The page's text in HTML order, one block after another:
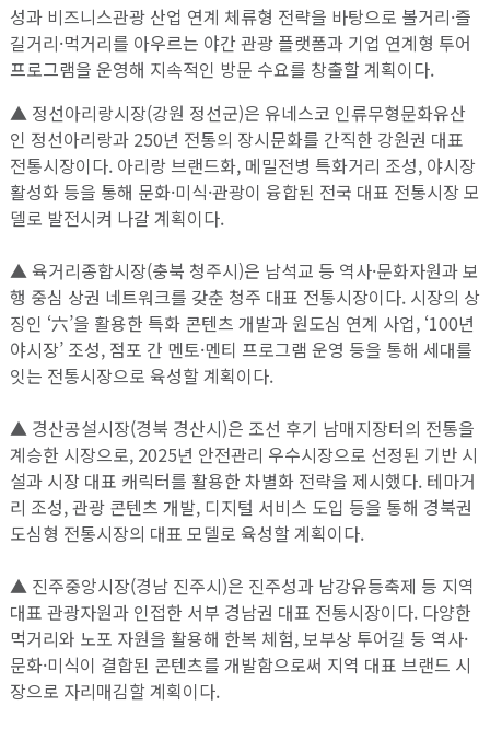
성과 비즈니스관광 산업 연계 체류형 전략을 바탕으로 볼거리·즐
길거리·먹거리를 아우르는 야간 관광 플랫폼과 기업 연계형 투어
프로그램을 운영해 지속적인 방문 수요를 창출할 계획이다.
▲ 정선아리랑시장(강원 정선군)은 유네스코 인류무형문화유산
인 정선아리랑과 250년 전통의 장시문화를 간직한 강원권 대표
전통시장이다. 아리랑 브랜드화, 메밀전병 특화거리 조성, 야시장
활성화 등을 통해 문화·미식·관광이 융합된 전국 대표 전통시장 모
델로 발전시켜 나갈 계획이다.
▲ 육거리종합시장(충북 청주시)은 남석교 등 역사·문화자원과 보
행 중심 상권 네트워크를 갖춘 청주 대표 전통시장이다. 시장의 상
징인 ‘六’을 활용한 특화 콘텐츠 개발과 원도심 연계 사업, ‘100년
야시장’ 조성, 점포 간 멘토·멘티 프로그램 운영 등을 통해 세대를
잇는 전통시장으로 육성할 계획이다.
▲ 경산공설시장(경북 경산시)은 조선 후기 남매지장터의 전통을
계승한 시장으로, 2025년 안전관리 우수시장으로 선정된 기반 시
설과 시장 대표 캐릭터를 활용한 차별화 전략을 제시했다. 테마거
리 조성, 관광 콘텐츠 개발, 디지털 서비스 도입 등을 통해 경북권
도심형 전통시장의 대표 모델로 육성할 계획이다.
▲ 진주중앙시장(경남 진주시)은 진주성과 남강유등축제 등 지역
대표 관광자원과 인접한 서부 경남권 대표 전통시장이다. 다양한
먹거리와 노포 자원을 활용해 한복 체험, 보부상 투어길 등 역사·
문화·미식이 결합된 콘텐츠를 개발함으로써 지역 대표 브랜드 시
장으로 자리매김할 계획이다.